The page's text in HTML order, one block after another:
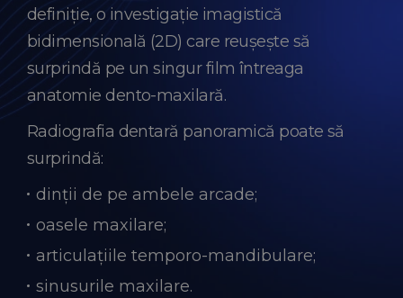
definiție, o investigație imagistică
bidimensională (2D) care reușește să
surprindă pe un singur film întreaga
anatomie dento-maxilară.
Radiografia dentară panoramică poate să
surprindă:
dinții de pe ambele arcade;
oasele maxilare;
articulațiile temporo-mandibulare;
sinusurile maxilare.